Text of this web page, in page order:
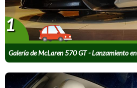
Galería de McLaren 570 GT - Lanzamiento en
Chile
1